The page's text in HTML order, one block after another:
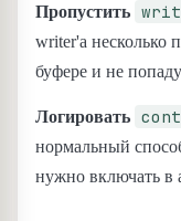
Пропустить
writer'а несколько
буфере и не
Логировать
нормальный
нужно включать в